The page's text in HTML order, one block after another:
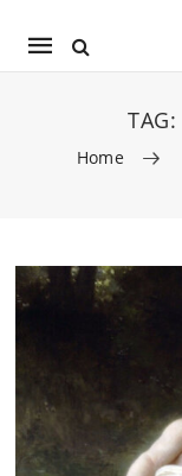
Mobile
TAG:
Home
Skip to content